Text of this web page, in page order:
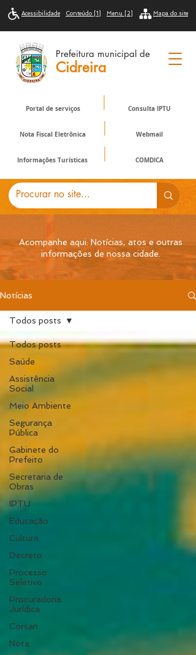
Portal de serviços Consulta IPTU
Nota Fiscal Eletrônica
Informações Turísticas COMDICA
Webmail
Acessibilidade Conteúdo [1] Menu [2] Mapa do site
Prefeitura municipal de
Cidreira
Acompanhe aqui: Notícias, atos e outras
informações de nossa cidade.
Notícias
Todos posts
Saúde
Assistência
Social
Meio Ambiente
Segurança
Pública
Gabinete do
Prefeito
Secretaria de
Obras
IPTU
Educação
Cultura
Decreto
Processo
Seletivo
Procuradoria
Jurídica
Corsan
Nota
Todos posts